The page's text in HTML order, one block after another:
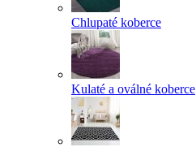
Chlupaté koberce
Kulaté a oválné koberce